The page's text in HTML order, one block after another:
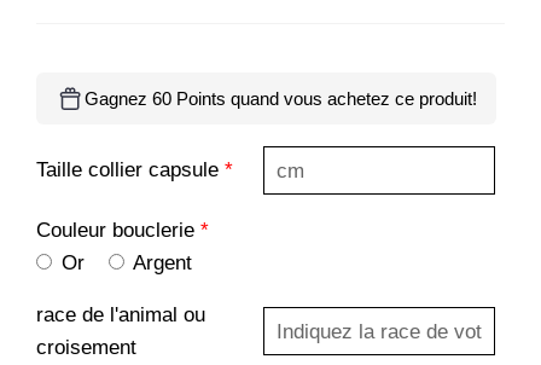
Gagnez 60 Points quand vous achetez ce produit!
Taille collier capsule *
Couleur bouclerie *
Or
Argent
race de l'animal ou
croisement